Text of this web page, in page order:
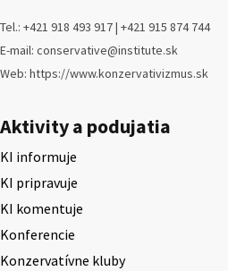
Tel.: +421 918 493 917 | +421 915 874 744
E-mail: conservative@institute.sk
Web: https://www.konzervativizmus.sk
Aktivity a podujatia
KI informuje
KI pripravuje
KI komentuje
Konferencie
Konzervatívne kluby